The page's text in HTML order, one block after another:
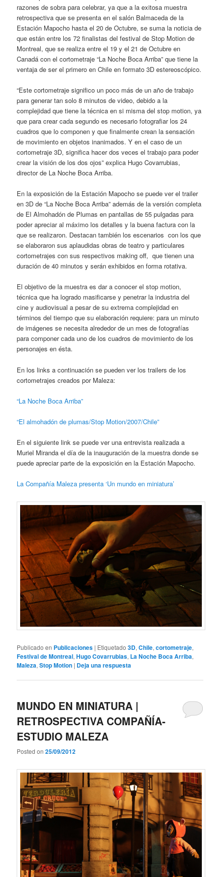
razones de sobra para celebrar, ya que a la exitosa muestra
retrospectiva que se presenta en el salón Balmaceda de la
Estación Mapocho hasta el 20 de Octubre, se suma la noticia de
que están entre los 72 finalistas del festival de Stop Motion de
Montreal, que se realiza entre el 19 y el 21 de Octubre en
Canadá con el cortometraje “La Noche Boca Arriba” que tiene la
ventaja de ser el primero en Chile en formato 3D estereoscópico.
“Este cortometraje significo un poco más de un año de trabajo
para generar tan solo 8 minutos de video, debido a la
complejidad que tiene la técnica en si misma del stop motion, ya
que para crear cada segundo es necesario fotografiar los 24
cuadros que lo componen y que finalmente crean la sensación
de movimiento en objetos inanimados. Y en el caso de un
cortometraje 3D, significa hacer dos veces el trabajo para poder
crear la visión de los dos ojos” explica Hugo Covarrubias,
director de La Noche Boca Arriba.
En la exposición de la Estación Mapocho se puede ver el trailer
en 3D de “La Noche Boca Arriba” además de la versión completa
de El Almohadón de Plumas en pantallas de 55 pulgadas para
poder apreciar al máximo los detalles y la buena factura con la
que se realizaron. Destacan también los escenarios con los que
se elaboraron sus aplaudidas obras de teatro y particulares
cortometrajes con sus respectivos making off, que tienen una
duración de 40 minutos y serán exhibidos en forma rotativa.
El objetivo de la muestra es dar a conocer el stop motion,
técnica que ha logrado masificarse y penetrar la industria del
cine y audiovisual a pesar de su extrema complejidad en
términos del tiempo que su elaboración requiere: para un minuto
de imágenes se necesita alrededor de un mes de fotografías
para componer cada uno de los cuadros de movimiento de los
personajes en ésta.
En los links a continuación se pueden ver los trailers de los
cortometrajes creados por Maleza:
“La Noche Boca Arriba”
“El almohadón de plumas/Stop Motion/2007/Chile”
En el siguiente link se puede ver una entrevista realizada a
Muriel Miranda el día de la inauguración de la muestra donde se
puede apreciar parte de la exposición en la Estación Mapocho.
La Compañía Maleza presenta ‘Un mundo en miniatura’
Publicado en Publicaciones | Etiquetado 3D,Chile,cortometraje,
Festival de Montreal,Hugo Covarrubias, La Noche Boca Arriba,
Maleza,Stop Motion | Deja una respuesta
MUNDO EN MINIATURA |
RETROSPECTIVA COMPAÑÍA-
ESTUDIO MALEZA
Posted on25/09/2012